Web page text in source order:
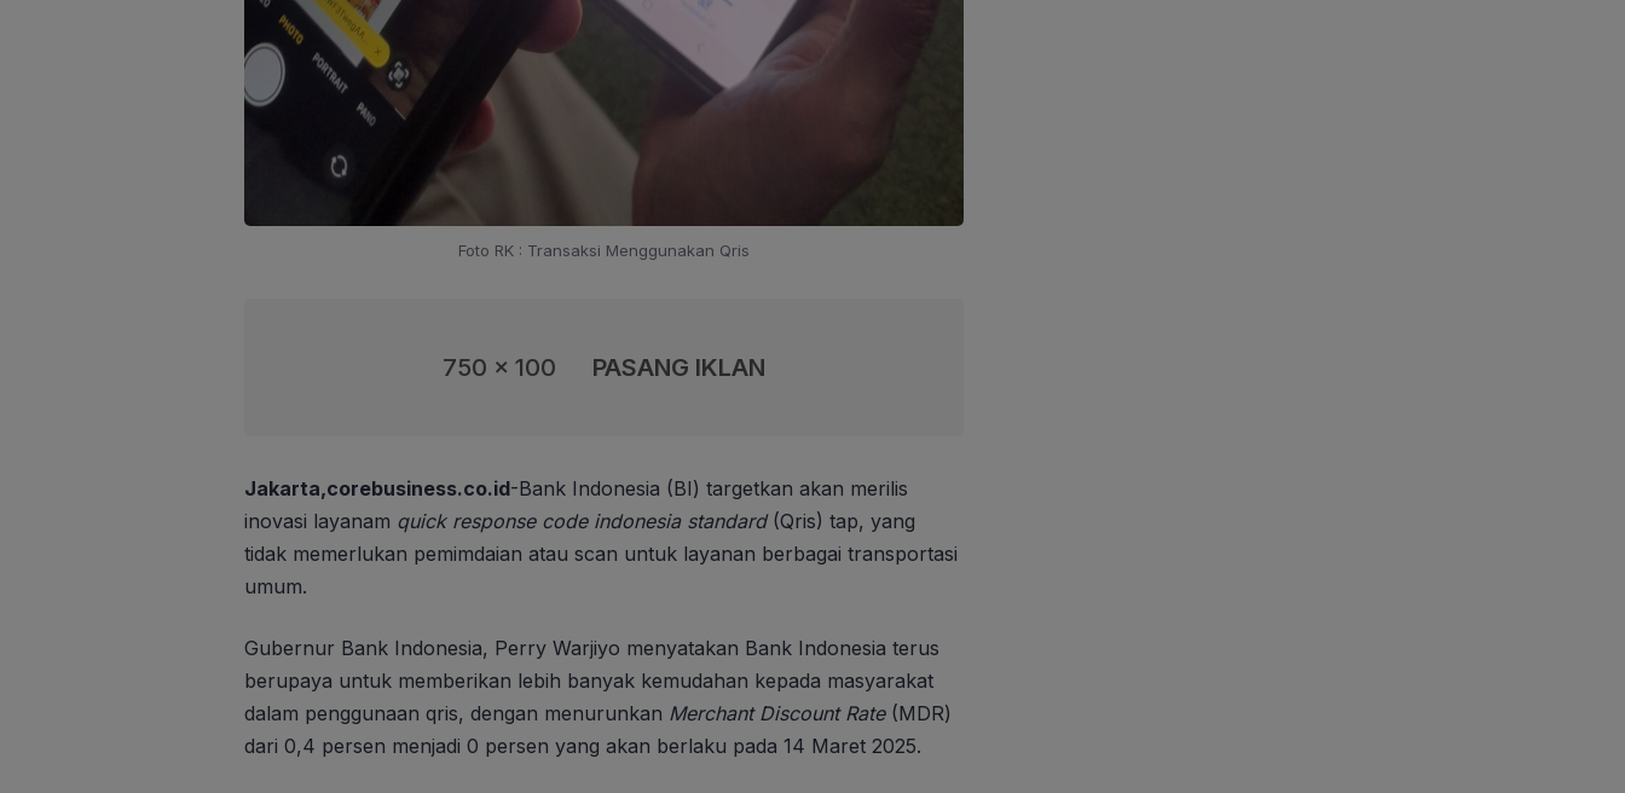
Foto RK : Transaksi Menggunakan Qris
750 x 100 PASANG IKLAN
Jakarta,corebusiness.co.id-Bank Indonesia (BI) targetkan akan merilis
inovasi layanam quick response code indonesia standard(Qris) tap, yang
tidak memerlukan pemimdaian atau scan untuk layanan berbagai transportasi
umum.
Gubernur Bank Indonesia, Perry Warjiyo menyatakan Bank Indonesia terus
berupaya untuk memberikan lebih banyak kemudahan kepada masyarakat
dalam penggunaan qris, dengan menurunkan Merchant Discount Rate(MDR)
dari 0,4 persen menjadi 0 persen yang akan berlaku pada 14 Maret 2025.